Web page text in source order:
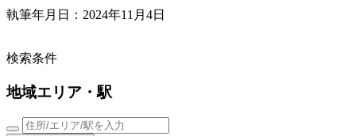
執筆年月日：2024年11月4日
検索条件
地域エリア・駅